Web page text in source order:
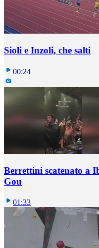
Sioli e Inzoli, che salti
00:24
Berrettini scatenato a
Gou
01:33